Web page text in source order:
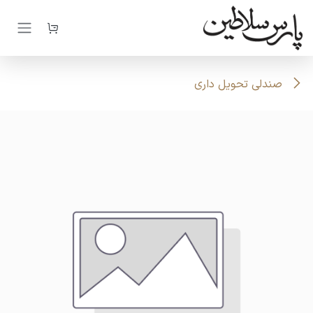
صرف نظر و مشاهده محتوا
صندلی تحویل داری